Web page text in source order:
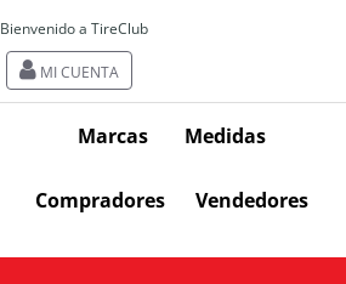
Bienvenido a TireClub
MI CUENTA
Marcas Medidas
Compradores Vendedores